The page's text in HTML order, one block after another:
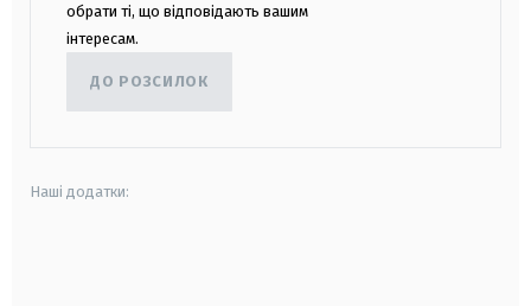
обрати ті, що відповідають вашим
інтересам.
ДО РОЗСИЛОК
Наші додатки: